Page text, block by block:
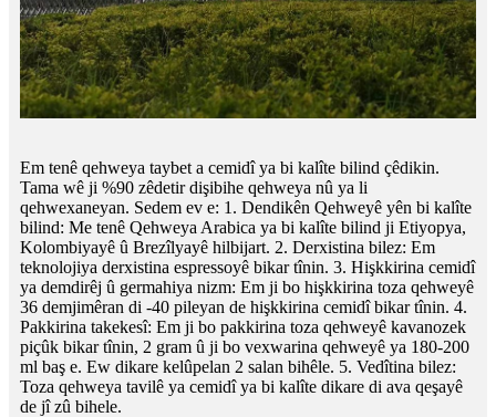
Em tenê qehweya taybet a cemidî ya bi kalîte bilind çêdikin.
Tama wê ji %90 zêdetir dişibihe qehweya nû ya li
qehwexaneyan. Sedem ev e: 1. Dendikên Qehweyê yên bi kalîte
bilind: Me tenê Qehweya Arabica ya bi kalîte bilind ji Etiyopya,
Kolombiyayê û Brezîlyayê hilbijart. 2. Derxistina bilez: Em
teknolojiya derxistina espressoyê bikar tînin. 3. Hişkkirina cemidî
ya demdirêj û germahiya nizm: Em ji bo hişkkirina toza qehweyê
36 demjimêran di -40 pileyan de hişkkirina cemidî bikar tînin. 4.
Pakkirina takekesî: Em ji bo pakkirina toza qehweyê kavanozek
piçûk bikar tînin, 2 gram û ji bo vexwarina qehweyê ya 180-200
ml baş e. Ew dikare kelûpelan 2 salan bihêle. 5. Vedîtina bilez:
Toza qehweya tavilê ya cemidî ya bi kalîte dikare di ava qeşayê
de jî zû bihele.